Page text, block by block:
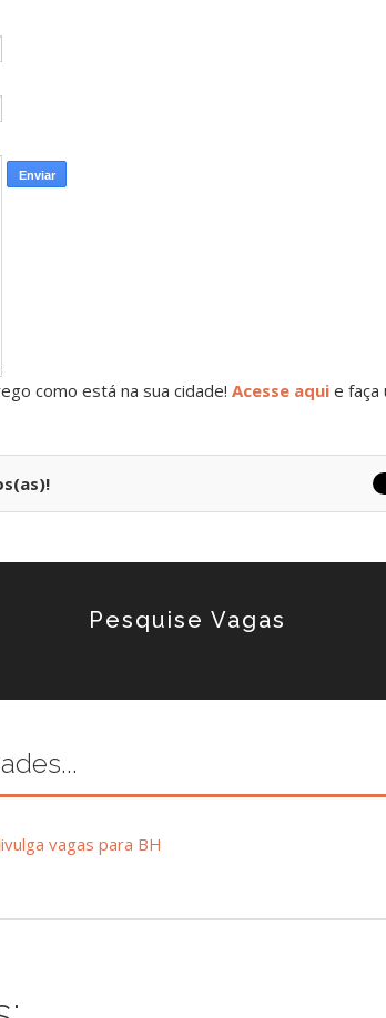
como está na sua cidade! Acesse aqui e faça
Pesquise Vagas
vagas para BH